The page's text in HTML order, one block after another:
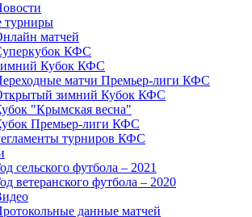
турниры
матчей
КФС
Кубок КФС
матчи Премьер-лиги КФС
зимний Кубок КФС
"Крымская весна"
Премьер-лиги КФС
турниров КФС
сельского футбола – 2021
ветеранского футбола – 2020
данные матчей